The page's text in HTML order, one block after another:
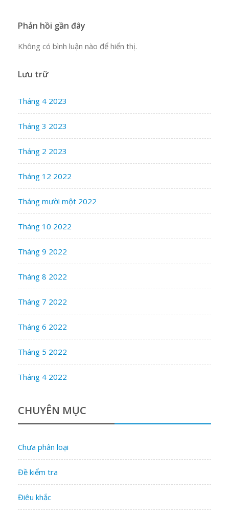
Phản hồi gần đây
Không có bình luận nào để hiển thị.
Lưu trữ
Tháng 4 2023
Tháng 3 2023
Tháng 2 2023
Tháng 12 2022
Tháng mười một 2022
Tháng 10 2022
Tháng 9 2022
Tháng 8 2022
Tháng 7 2022
Tháng 6 2022
Tháng 5 2022
Tháng 4 2022
CHUYÊN MỤC
Chưa phân loại
Đề kiểm tra
Điêu khắc